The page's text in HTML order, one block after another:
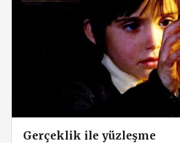
Gerçeklik ile yüzleşme